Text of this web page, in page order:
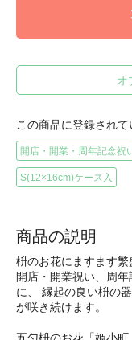
オ
この商品に登録され
開店・開業・周年記念祝
S(12×16cm)ケース入
商品の説明
枡のお花にますます繁
開店・開業祝い、周
に、 縁起の良い枡の
が咲き続けます。